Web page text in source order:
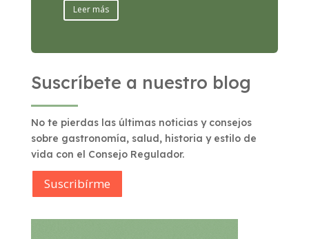
Leer más
Suscríbete a nuestro blog
No te pierdas las últimas noticias y consejos
sobre gastronomía, salud, historia y estilo de
vida con el Consejo Regulador.
Suscribírme